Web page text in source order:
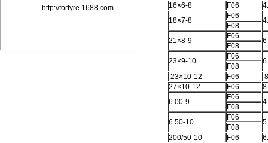
http://fortyre.1688.com
16×6-8
F06
18×7-8
F06
F08
21×8-9
F06
6
F08
23×9-10
F06
F08
23×10-12
F06
27×10-12
F06
8
6.00-9
F06
4
F08
6.50-10
F06
5
F08
200/50-10
F06